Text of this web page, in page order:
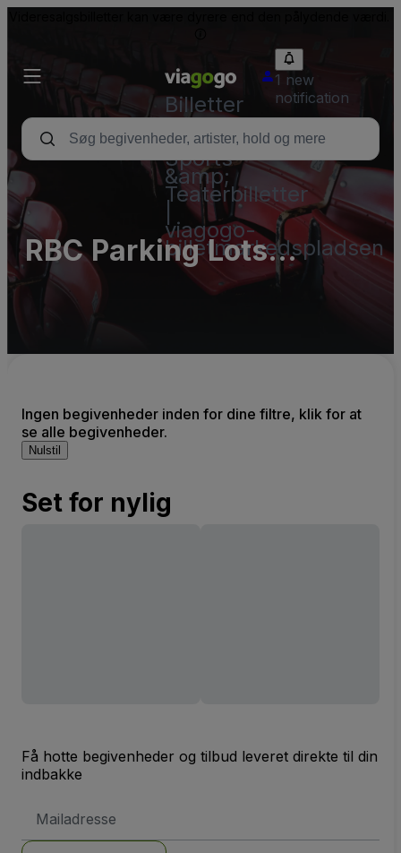
Billetter
-
Koncert-,
Sports-
&amp;
Teaterbilletter
viagogo-
billetmarkedspladsen
1 new
notification
RBC Parking Lots
(InActive)
Ingen begivenheder inden for dine filtre, klik for at
se alle begivenheder.
Nulstil
Set for nylig
Få hotte begivenheder og tilbud leveret direkte til din
indbakke
adresse